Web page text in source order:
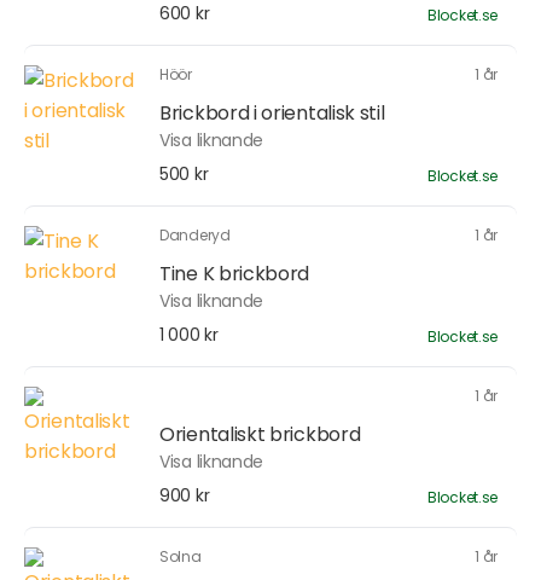
600 kr
Blocket.se
Höör 1 år
Brickbord i orientalisk stil
Visa liknande
500 kr
Blocket.se
Danderyd 1 år
Tine K brickbord
Visa liknande
1 000 kr
Blocket.se
1 år
Orientaliskt brickbord
Visa liknande
900 kr
Blocket.se
Solna 1 år